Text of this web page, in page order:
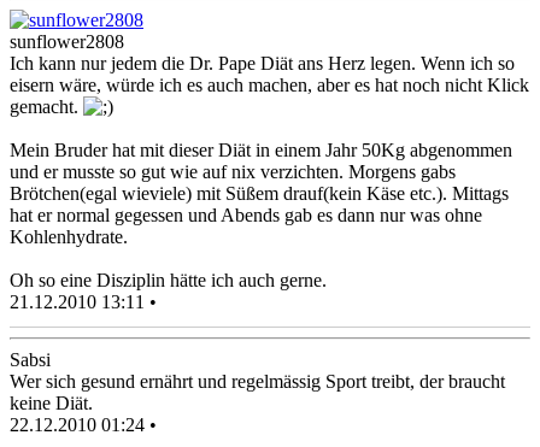
sunflower2808
Ich kann nur jedem die Dr. Pape Diät ans Herz legen. Wenn ich so
eisern wäre, würde ich es auch machen, aber es hat noch nicht Klick
gemacht.
Mein Bruder hat mit dieser Diät in einem Jahr 50Kg abgenommen
und er musste so gut wie auf nix verzichten. Morgens gabs
Brötchen(egal wieviele) mit Süßem drauf(kein Käse etc.). Mittags
hat er normal gegessen und Abends gab es dann nur was ohne
Kohlenhydrate.
Oh so eine Disziplin hätte ich auch gerne.
21.12.2010 13:11 •
Sabsi
Wer sich gesund ernährt und regelmässig Sport treibt, der braucht
keine Diät.
22.12.2010 01:24 •